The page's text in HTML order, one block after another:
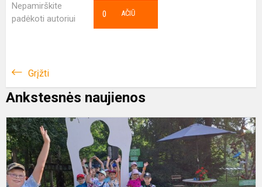
Nepamirškite
padėkoti autoriui
AČIŪ
0
Grįžti
Ankstesnės naujienos